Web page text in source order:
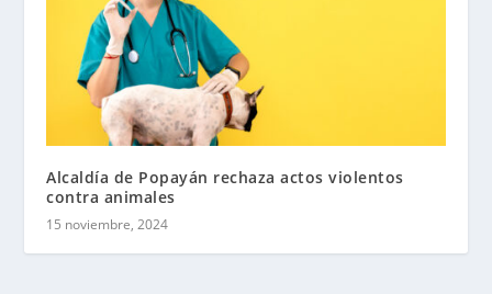
Alcaldía de Popayán rechaza actos violentos
contra animales
15 noviembre, 2024